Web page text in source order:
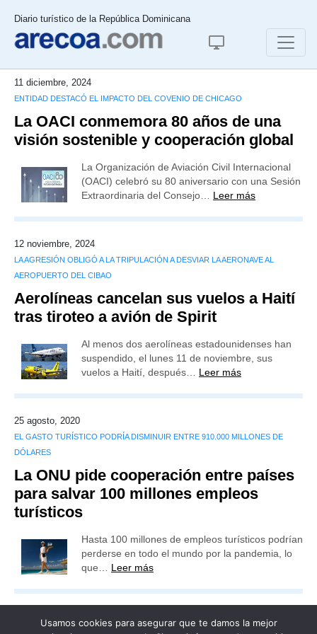
Diario turístico de la República Dominicana
11 diciembre, 2024
ENTIDAD DESTACÓ EL IMPACTO DEL COVENIO DE CHICAGO
La OACI conmemora 80 años de una
visión sostenible y cooperación global
La Organización de Aviación Civil Internacional
(OACI) celebró su 80 aniversario con una Sesión
Extraordinaria del Consejo… Leer más
12 noviembre, 2024
LA AGRESIÓN OBLIGÓ A LA TRIPULACIÓN A DESVIAR LA AERONAVE AL
AEROPUERTO DEL CIBAO
Aerolíneas cancelan sus vuelos a Haití
tras tiroteo a avión de Spirit
Al menos dos aerolíneas estadounidenses han
suspendido, el lunes 11 de noviembre, sus
vuelos a Haití, después… Leer más
25 agosto, 2020
EL GASTO TURÍSTICO PODRÍA DISMINUIR ENTRE 910.000 MILLONES DE
DÓLARES
La ONU pide cooperación entre países
para salvar 100 millones empleos
turísticos
Hasta 100 millones de empleos turísticos podrían
perderse en todo el mundo por la pandemia, lo
que… Leer más
Usamos cookies para asegurar que te damos la mejor